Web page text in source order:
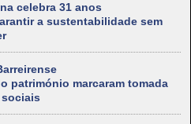
celebra 31 anos
a sustentabilidade sem
património marcaram tomada